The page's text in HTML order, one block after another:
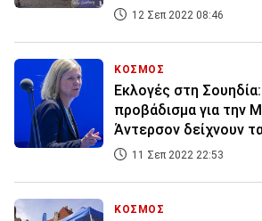
12 Σεπ 2022 08:46
ΚΟΣΜΟΣ
Εκλογές στη
προβάδισμα για την
Άντερσον δείχνουν
11 Σεπ 2022 22:53
ΚΟΣΜΟΣ